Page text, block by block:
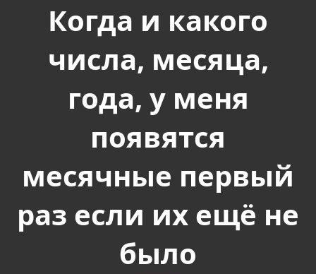
Когда и какого
числа, месяца,
года, у меня
появятся
месячные первый
раз если их ещё не
было